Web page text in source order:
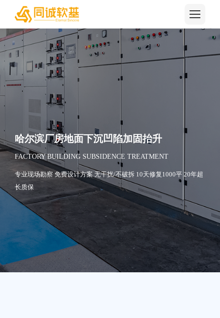
哈尔滨厂房地面下沉凹陷加固抬升
FACTORY BUILDING SUBSIDENCE TREATMENT
专业现场勘察 免费设计方案 无干扰/不破拆 10天修复1000平 20年超
长质保